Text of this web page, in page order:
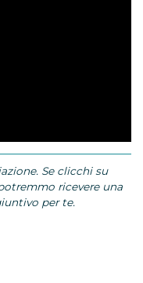
Se clicchi su
ricevere una
per te.